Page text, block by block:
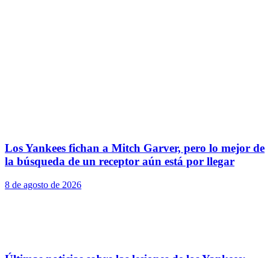
Los Yankees fichan a Mitch Garver, pero lo mejor de
la búsqueda de un receptor aún está por llegar
8 de agosto de 2026